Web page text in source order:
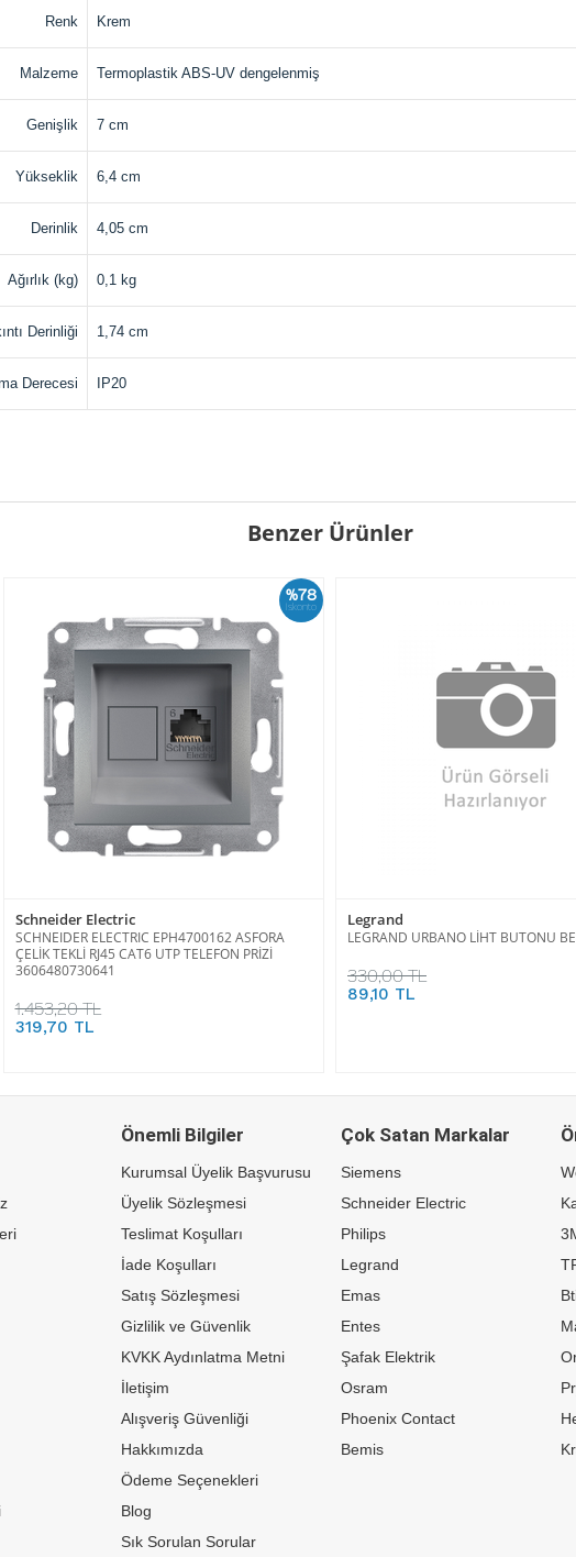
Renk Krem
Malzeme Termoplastik ABS-UV dengelenmiş
Genişlik 7 cm
Yükseklik 6,4 cm
Derinlik 4,05 cm
Ağırlık (kg) 0,1 kg
Derinliği 1,74 cm
Derecesi IP20
Benzer Ürünler
%78
İskonto
Schneider Electric
SCHNEIDER ELECTRIC EPH4700162 ASFORA
ÇELİK TEKLİ RJ45 CAT6 UTP TELEFON PRİZİ
3606480730641
1.453,20 TL
319,70 TL
Legrand
LEGRAND URBANO LİHT BUTONU
330,00 TL
89,10 TL
Önemli Bilgiler
Kurumsal Üyelik Başvurusu
Üyelik Sözleşmesi
Teslimat Koşulları
İade Koşulları
Satış Sözleşmesi
Gizlilik ve Güvenlik
KVKK Aydınlatma Metni
İletişim
Alışveriş Güvenliği
Hakkımızda
Ödeme Seçenekleri
Blog
Sık Sorulan Sorular
Çok Satan Markalar
Siemens
Schneider Electric
Philips
Legrand
Emas
Entes
Şafak Elektrik
Osram
Phoenix Contact
Bemis